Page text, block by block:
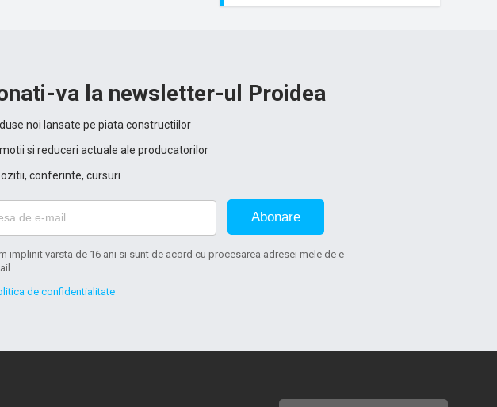
va la newsletter-ul Proidea
noi lansate pe piata constructiilor
si reduceri actuale ale producatorilor
conferinte, cursuri
Abonare
implinit varsta de 16 ani si sunt de acord cu procesarea adresei mele de e-
de confidentialitate